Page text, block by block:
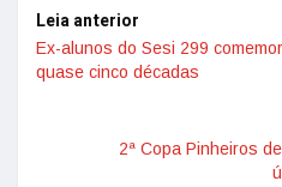
Leia anterior
Ex-alunos do Sesi 299
quase cinco décadas
2ª Copa Pinheiros